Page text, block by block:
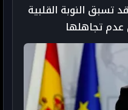
النوبة القلبية
عدم تجاهلها